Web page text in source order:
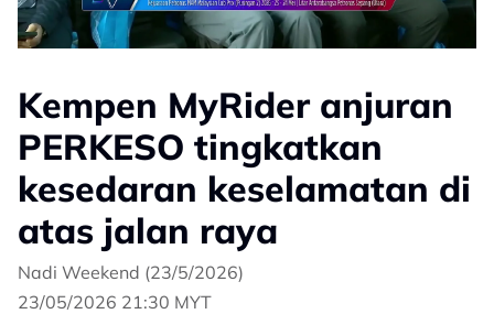
Kempen MyRider anjuran
PERKESO tingkatkan
kesedaran keselamatan di
atas jalan raya
Nadi Weekend (23/5/2026)
23/05/2026 21:30 MYT